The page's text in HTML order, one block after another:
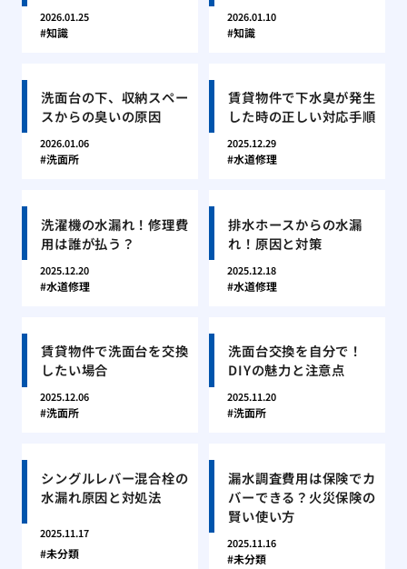
2026.01.25
知識
2026.01.10
知識
洗面台の下、収納スペー
スからの臭いの原因
2026.01.06
洗面所
賃貸物件で下水臭が発生
した時の正しい対応手順
2025.12.29
水道修理
洗濯機の水漏れ！修理費
用は誰が払う？
2025.12.20
水道修理
排水ホースからの水漏
れ！原因と対策
2025.12.18
水道修理
賃貸物件で洗面台を交換
したい場合
2025.12.06
洗面所
洗面台交換を自分で！
DIYの魅力と注意点
2025.11.20
洗面所
シングルレバー混合栓の
水漏れ原因と対処法
2025.11.17
未分類
漏水調査費用は保険でカ
バーできる？火災保険の
賢い使い方
2025.11.16
未分類